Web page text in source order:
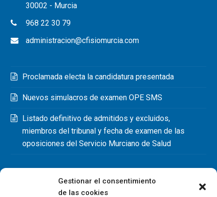
Gestionar el consentimiento
de las cookies
30002 - Murcia
968 22 30 79
administracion@cfisiomurcia.com
Proclamada electa la candidatura presentada
Nuevos simulacros de examen OPE SMS
Listado definitivo de admitidos y excluidos,
miembros del tribunal y fecha de examen de las
oposiciones del Servicio Murciano de Salud